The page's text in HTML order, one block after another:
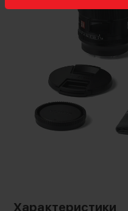
Отличительной
является
котором
обновления
порт на байонете
Характеристики